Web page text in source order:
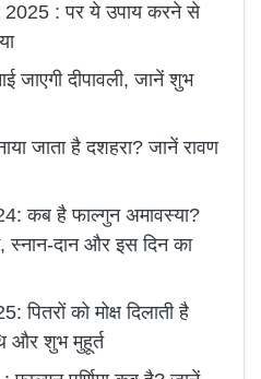
: पर ये उपाय करने से
जाएगी दीपावली, जानें शुभ
जाता है दशहरा? जानें रावण
कब है फाल्गुन अमावस्या?
स्नान-दान और इस दिन का
को मोक्ष दिलाती है
और शुभ मुहूर्त